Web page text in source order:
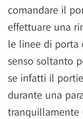
comandare il
effettuare una
le linee di porta
senso soltanto
se infatti il
durante una
tranquillamente